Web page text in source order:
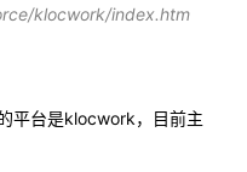
klocwork/index.htm
平台是klocwork，目前主